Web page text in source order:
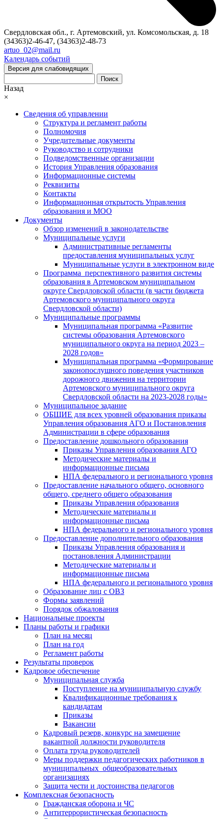
Свердловская обл., г. Артемовский, ул. Комсомольская, д. 18
(34363)2-46-47, (34363)2-48-73
artuo_02@mail.ru
Календарь событий
Версия для слабовидящих
Поиск
Назад
×
Сведения об управлении
Структура и регламент работы
Полномочия
Учредительные документы
Руководство и сотрудники
Подведомственные организации
История Управления образования
Информационные системы
Реквизиты
Контакты
Информационная открытость Управления
образования и МОО
Документы
Обзор изменений в законодательстве
Муниципальные услуги
Административные регламенты
предоставления муниципальных услуг
Муниципальные услуги в электронном виде
Программа перспективного развития системы
образования в Артемовском муниципальном
округе Свердловской области (в части бюджета
Артемовского муниципального округа
Свердловской области)
Муниципальные программы
Муниципальная программа «Развитие
системы образования Артемовского
муниципального округа на период 2023 –
2028 годов»
Муниципальная программа «Формирование
законопослушного поведения участников
дорожного движения на территории
Артемовского муниципального округа
Свердловской области на 2023-2028 годы»
Муниципальное задание
ОБЩИЕ для всех уровней образования приказы
Управления образования АГО и Постановления
Администрации в сфере образования
Предоставление дошкольного образования
Приказы Управления образования АГО
Методические материалы и
информационные письма
НПА федерального и регионального уровня
Предоставление начального общего, основного
общего, среднего общего образования
Приказы Управления образования
Методические материалы и
информационные письма
НПА федерального и регионального уровня
Предоставление дополнительного образования
Приказы Управления образования и
постановления Администрации
Методические материалы и
информационные письма
НПА федерального и регионального уровня
Образование лиц с ОВЗ
Формы заявлений
Порядок обжалования
Национальные проекты
Планы работы и графики
План на месяц
План на год
Регламент работы
Результаты проверок
Кадровое обеспечение
Муниципальная служба
Поступление на муниципальную службу
Квалификационные требования к
кандидатам
Приказы
Вакансии
Кадровый резерв, конкурс на замещение
вакантной должности руководителя
Оплата труда руководителей
Меры поддержки педагогических работников в
муниципальных общеобразовательных
организациях
Защита чести и достоинства педагогов
Комплексная безопасность
Гражданская оборона и ЧС
Антитеррористическая безопасность